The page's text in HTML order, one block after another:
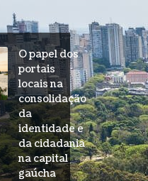
O papel dos
portais
locais na
consolidação
da
identidade e
da cidadania
na capital
gaúcha